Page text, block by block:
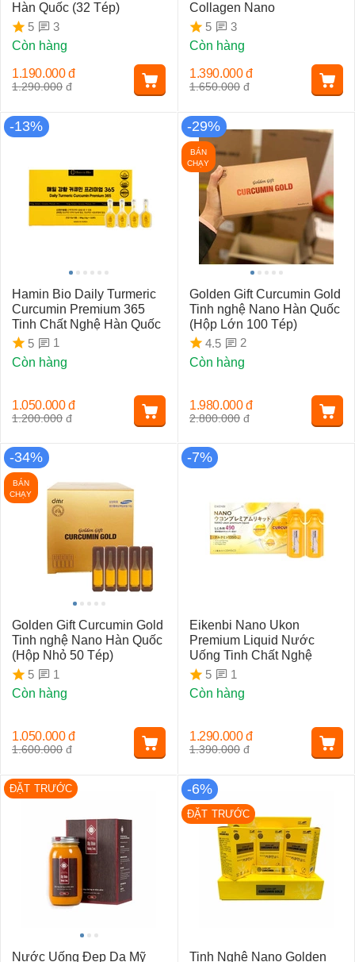
Hàn Quốc (32 Tép)
5
3
Còn hàng
1.290.000 đ
1.190.000 đ
Collagen Nano
5
3
Còn hàng
1.650.000 đ
1.390.000 đ
-13%
Hamin Bio Daily Turmeric
Curcumin Premium 365
Tinh Chất Nghệ Hàn Quốc
5
1
Còn hàng
1.200.000 đ
1.050.000 đ
-29%
BÁN
CHẠY
Golden Gift Curcumin Gold
Tinh nghệ Nano Hàn Quốc
(Hộp Lớn 100 Tép)
4.5
2
Còn hàng
2.800.000 đ
1.980.000 đ
-34%
BÁN
CHẠY
Golden Gift Curcumin Gold
Tinh nghệ Nano Hàn Quốc
(Hộp Nhỏ 50 Tép)
5
1
Còn hàng
1.600.000 đ
1.050.000 đ
-7%
Eikenbi Nano Ukon
Premium Liquid Nước
Uống Tinh Chất Nghệ
5
1
Còn hàng
1.390.000 đ
1.290.000 đ
ĐẶT TRƯỚC
Nước Uống Đẹp Da Mỹ
-6%
ĐẶT TRƯỚC
Tinh Nghệ Nano Golden